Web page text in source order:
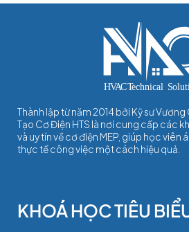
Thành lập từ năm 2014 bởi Kỹ sư Vương
Tạo Cơ Điện HTS là nơi cung cấp các
và uy tín về cơ điện MEP, giúp học viên
thực tế công việc một cách hiệu quả.